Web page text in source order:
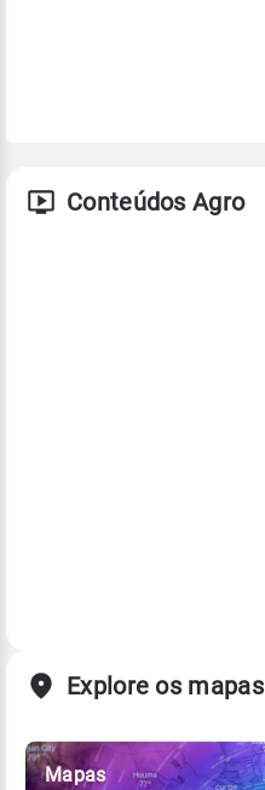
Conteúdos Agro
Explore os mapas
Mapas